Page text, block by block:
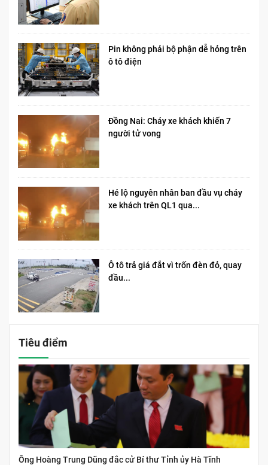
Pin không phải bộ phận dễ hỏng trên
ô tô điện
Đồng Nai: Cháy xe khách khiến 7
người tử vong​
Hé lộ nguyên nhân ban đầu vụ cháy
xe khách trên QL1 qua...
Ô tô trả giá đắt vì trốn đèn đỏ, quay
đầu...
Tiêu điểm
Ông Hoàng Trung Dũng đắc cử Bí thư Tỉnh ủy Hà Tĩnh